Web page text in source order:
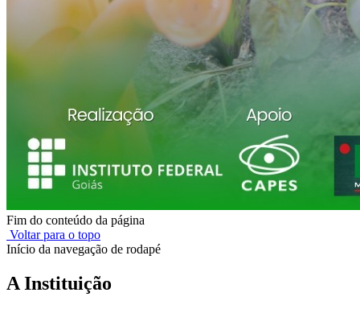
Fim do conteúdo da página
Voltar para o topo
Início da navegação de rodapé
A Instituição